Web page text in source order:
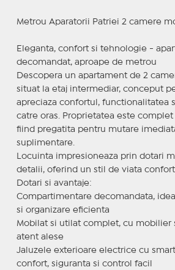
Metrou Aparatorii Patriei 2 camere
Eleganta, confort si tehnologie -
decomandat, aproape de metrou
Descopera un apartament de 2
situat la etaj intermediar, conceput
apreciaza confortul, functionalitatea
catre oras. Proprietatea este
fiind pregatita pentru mutare
suplimentare.
Locuinta impresioneaza prin dotari
detalii, oferind un stil de viata
Dotari si avantaje:
Compartimentare decomandata,
si organizare eficienta
Mobilat si utilat complet, cu mobilier
atent alese
Jaluzele exterioare electrice cu
confort, siguranta si control facil